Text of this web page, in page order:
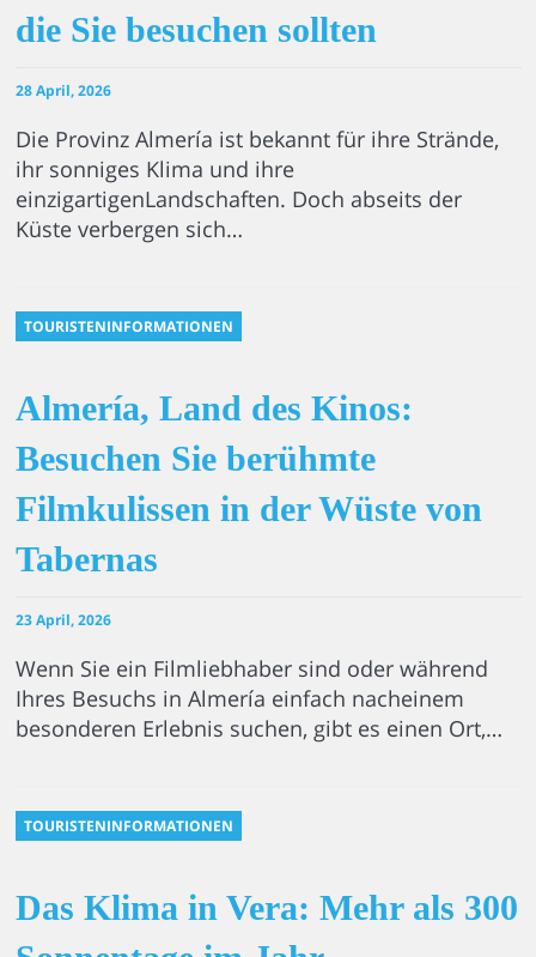
die Sie besuchen sollten
28 April, 2026
Die Provinz Almería ist bekannt für ihre Strände,
ihr sonniges Klima und ihre
einzigartigenLandschaften. Doch abseits der
Küste verbergen sich…
TOURISTENINFORMATIONEN
Almería, Land des Kinos:
Besuchen Sie berühmte
Filmkulissen in der Wüste von
Tabernas
23 April, 2026
Wenn Sie ein Filmliebhaber sind oder während
Ihres Besuchs in Almería einfach nacheinem
besonderen Erlebnis suchen, gibt es einen Ort,…
TOURISTENINFORMATIONEN
Das Klima in Vera: Mehr als 300